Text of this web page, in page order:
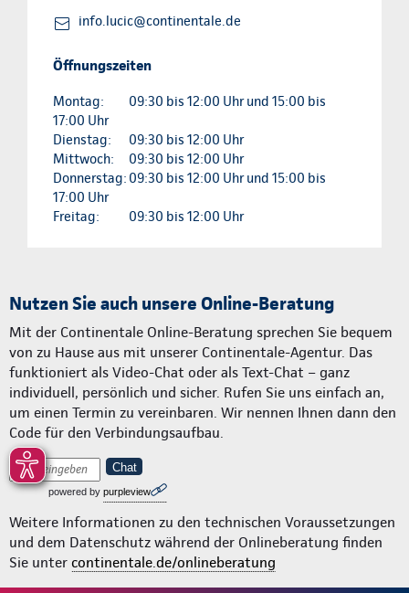
info.lucic@continentale.de
Öffnungszeiten
Montag:
09:30 bis 12:00 Uhr und 15:00 bis
17:00 Uhr
Dienstag:
09:30 bis 12:00 Uhr
Mittwoch:
09:30 bis 12:00 Uhr
Donnerstag: 09:30 bis 12:00 Uhr und 15:00 bis
17:00 Uhr
Freitag:
09:30 bis 12:00 Uhr
Nutzen Sie auch unsere Online-Beratung
Mit der Continentale Online-Beratung sprechen Sie bequem
von zu Hause aus mit unserer Continentale-Agentur. Das
funktioniert als Video-Chat oder als Text-Chat – ganz
individuell, persönlich und sicher. Rufen Sie uns einfach an,
um einen Termin zu vereinbaren. Wir nennen Ihnen dann den
Code für den Verbindungsaufbau.
Chat
powered by purpleview
Weitere Informationen zu den technischen Voraussetzungen
und dem Datenschutz während der Onlineberatung finden
Sie unter continentale.de/onlineberatung